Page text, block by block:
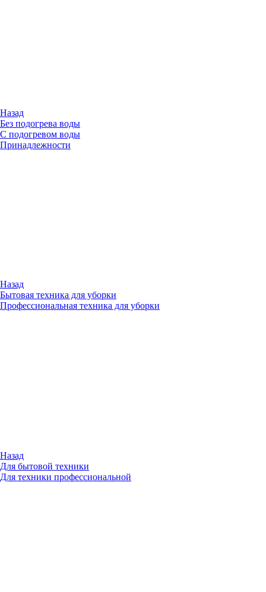
Назад
Без подогрева воды
С подогревом воды
Принадлежности
Назад
Бытовая техника для уборки
Профессиональная техника для уборки
Назад
Для бытовой техники
Для техники профессиональной